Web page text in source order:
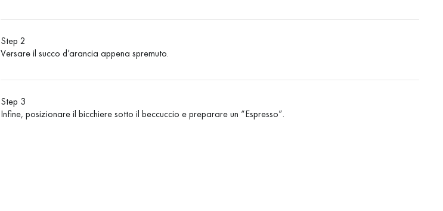
Step 2
Versare il succo d’arancia appena spremuto.
Step 3
Infine, posizionare il bicchiere sotto il beccuccio e preparare un “Espresso”.